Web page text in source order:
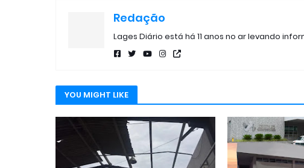
Redação
Lages Diário está há 11 anos no ar levando
YOU MIGHT LIKE